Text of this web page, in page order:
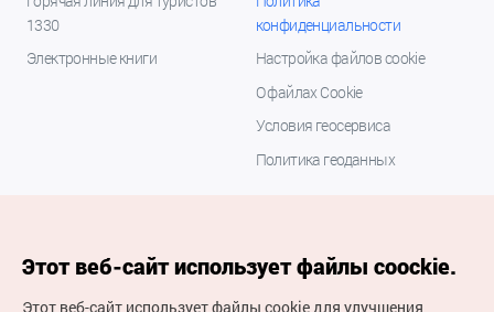
1330
Электронные книги
конфиденциальности
Настройка файлов cookie
О файлах Cookie
Условия геосервиса
Политика геоданных
Этот веб-сайт использует файлы coockie.
Этот веб-сайт использует файлы cookie для улучшения